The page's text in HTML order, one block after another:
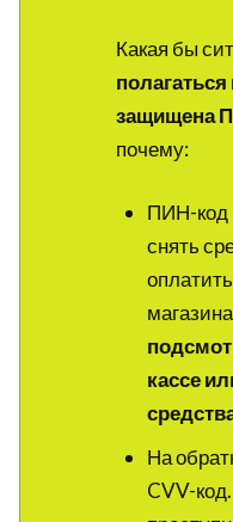
Какая бы
защищена
почему:
ПИН-код
снять
кассе
На
CVV-